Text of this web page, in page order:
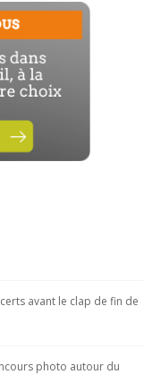
avant le clap de fin de
photo autour du